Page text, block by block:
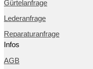
Gürtelanfrage
Lederanfrage
Reparaturanfrage
Infos
AGB